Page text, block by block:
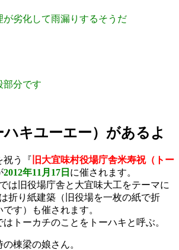
が劣化して雨漏りするそうだ
部分です
キユーエー）があるよ
祝う『 旧大宜味村役場庁舎米寿祝（トー
2012年11月17日 に催されます。
は旧役場庁舎と大宜味大工をテーマに
折り紙建築（旧役場を一枚の紙で折
す）も催されます。
トーカチのことをトーハキと呼ぶ。
棟梁の娘さん。